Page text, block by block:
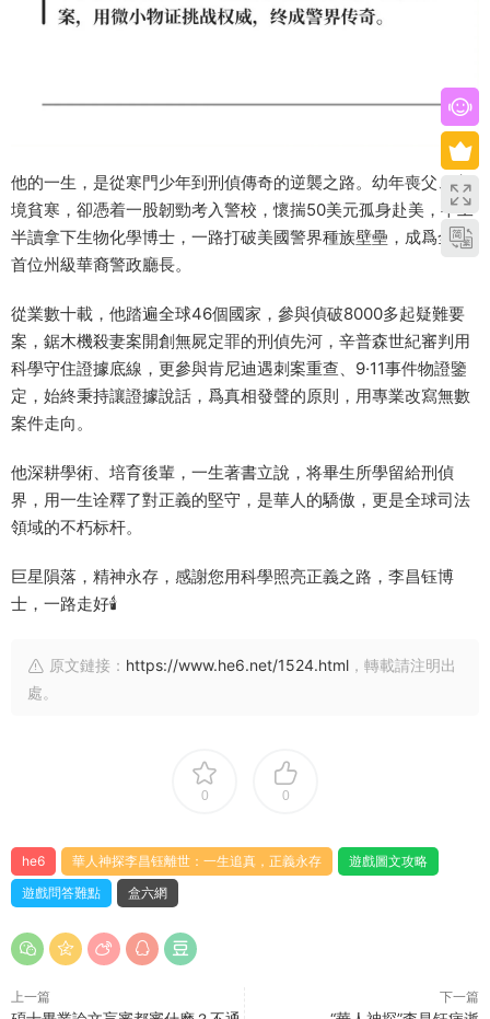
他的一生，是從寒門少年到刑偵傳奇的逆襲之路。幼年喪父、家
境貧寒，卻憑着一股韌勁考入警校，懷揣50美元孤身赴美，半工
半讀拿下生物化學博士，一路打破美國警界種族壁壘，成爲全美
首位州級華裔警政廳長。
從業數十載，他踏遍全球46個國家，參與偵破8000多起疑難要
案，鋸木機殺妻案開創無屍定罪的刑偵先河，辛普森世紀審判用
科學守住證據底線，更參與肯尼迪遇刺案重查、9·11事件物證鑒
定，始終秉持讓證據說話，爲真相發聲的原則，用專業改寫無數
案件走向。
他深耕學術、培育後輩，一生著書立說，将畢生所學留給刑偵
界，用一生诠釋了對正義的堅守，是華人的驕傲，更是全球司法
領域的不朽标杆。
巨星隕落，精神永存，感謝您用科學照亮正義之路，李昌钰博
士，一路走好🕯
原文鏈接： https://www.he6.net/1524.html ，轉載請注明出
處。
0 0
he6 華人神探李昌钰離世：一生追真，正義永存
遊戲圖文攻略
遊戲問答難點
盒六網
上一篇 下一篇